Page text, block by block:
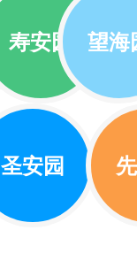
寿安园 望海
圣安园